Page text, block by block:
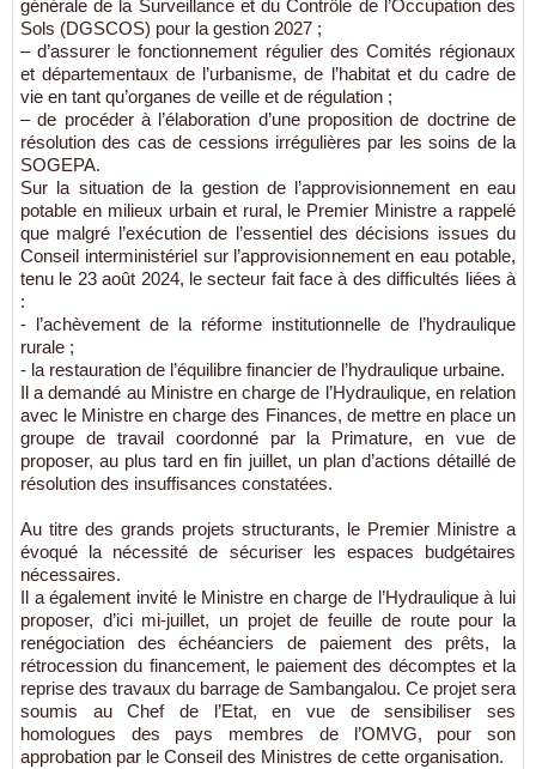
générale de la Surveillance et du Contrôle de l’Occupation des
Sols (DGSCOS) pour la gestion 2027 ;
– d’assurer le fonctionnement régulier des Comités régionaux
et départementaux de l’urbanisme, de l’habitat et du cadre de
vie en tant qu’organes de veille et de régulation ;
– de procéder à l’élaboration d’une proposition de doctrine de
résolution des cas de cessions irrégulières par les soins de la
SOGEPA.
Sur la situation de la gestion de l’approvisionnement en eau
potable en milieux urbain et rural, le Premier Ministre a rappelé
que malgré l’exécution de l’essentiel des décisions issues du
Conseil interministériel sur l’approvisionnement en eau potable,
tenu le 23 août 2024, le secteur fait face à des difficultés liées à
:
- l’achèvement de la réforme institutionnelle de l’hydraulique
rurale ;
- la restauration de l’équilibre financier de l’hydraulique urbaine.
Il a demandé au Ministre en charge de l’Hydraulique, en relation
avec le Ministre en charge des Finances, de mettre en place un
groupe de travail coordonné par la Primature, en vue de
proposer, au plus tard en fin juillet, un plan d’actions détaillé de
résolution des insuffisances constatées.
Au titre des grands projets structurants, le Premier Ministre a
évoqué la nécessité de sécuriser les espaces budgétaires
nécessaires.
Il a également invité le Ministre en charge de l’Hydraulique à lui
proposer, d’ici mi-juillet, un projet de feuille de route pour la
renégociation des échéanciers de paiement des prêts, la
rétrocession du financement, le paiement des décomptes et la
reprise des travaux du barrage de Sambangalou. Ce projet sera
soumis au Chef de l’Etat, en vue de sensibiliser ses
homologues des pays membres de l’OMVG, pour son
approbation par le Conseil des Ministres de cette organisation.